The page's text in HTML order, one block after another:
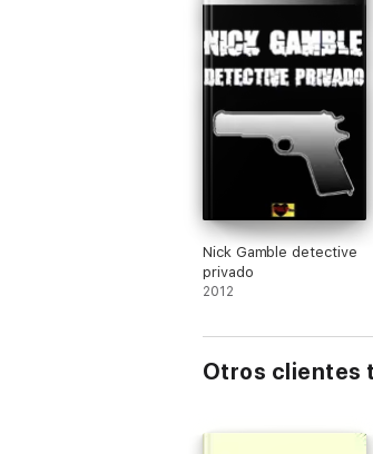
Nick Gamble detective
privado
2012
Otros clientes